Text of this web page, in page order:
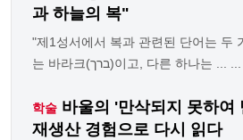
과 하늘의 복"
"제1성서에서 복과 관련된 단어는 두
는 바라크(ברך)이고, 다른 하나는 ... ...
학술 바울의 '만삭되지 못하여
재생산 경험으로 다시 읽다